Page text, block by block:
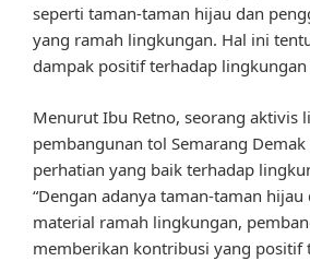
seperti taman-taman hijau dan
yang ramah lingkungan. Hal ini
dampak positif terhadap lingkungan
Menurut Ibu Retno, seorang aktivis
pembangunan tol Semarang
perhatian yang baik terhadap
“Dengan adanya taman-taman
material ramah lingkungan,
memberikan kontribusi yang positif